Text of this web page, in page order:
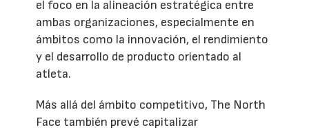
el foco en la alineación estratégica entre
ambas organizaciones, especialmente en
ámbitos como la innovación, el rendimiento
y el desarrollo de producto orientado al
atleta.
Más allá del ámbito competitivo, The North
Face también prevé capitalizar